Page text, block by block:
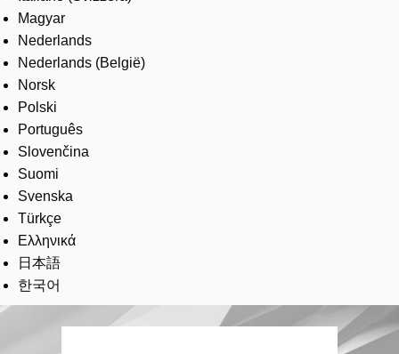
Magyar
Nederlands
Nederlands (België)
Norsk
Polski
Português
Slovenčina
Suomi
Svenska
Türkçe
Ελληνικά
日本語
한국어